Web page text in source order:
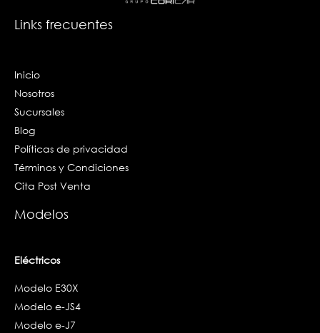
Links frecuentes
Inicio
Nosotros
Sucursales
Blog
Políticas de privacidad
Términos y Condiciones
Cita Post Venta
Modelos
Eléctricos
Modelo E30X
Modelo e-JS4
Modelo e-J7